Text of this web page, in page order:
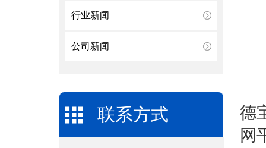
行业新闻
公司新闻
联系方式
德
网